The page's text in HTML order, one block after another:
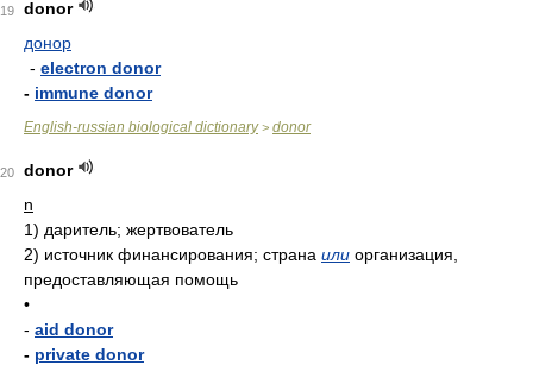
19
donor
донор
- electron donor
- immune donor
English-russian biological dictionary> donor
20
donor
n
1) даритель; жертвователь
2) источник финансирования; страна или организация,
предоставляющая помощь
•
- aid donor
- private donor